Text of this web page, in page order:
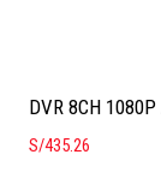
DVR 8CH
S/435.26